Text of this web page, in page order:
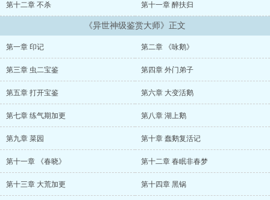
壮哉我大中华，诗词一本走遍天下！管你仙佛妖魔，酸诗一首，通
通死绝！
1、狠手辣贱人受×作者萌了很多年的那种攻；
3、入更每章一万字，绝扒榜；
4、酥子姑娘帮我做了封面，但作者难免技痒，所以偶......
第十二章 不杀 第十一章 醉扶归
《异世神级鉴赏大师》正文
第一章 印记 第二章 《咏鹅》
第三章 虫二宝鉴 第四章 外门弟子
第五章 打开宝鉴 第六章 大变活鹅
第七章 练气期加更 第八章 湖上鹅
第九章 菜园 第十章 蠢鹅复活记
第十一章 《春晓》 第十二章 春眠非春梦
第十三章 大荒加更 第十四章 黑锅